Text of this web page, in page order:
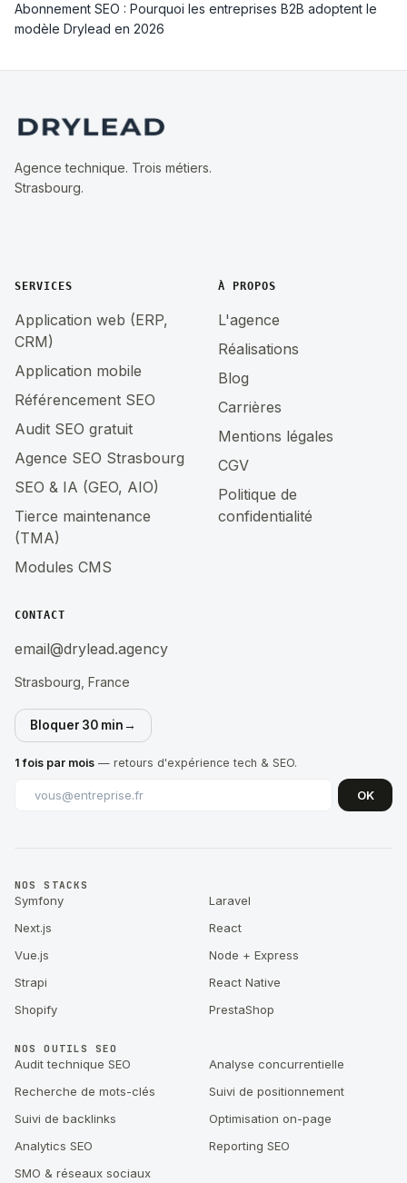
Abonnement SEO : Pourquoi les entreprises B2B adoptent le
modèle Drylead en 2026
Agence technique. Trois métiers.
Strasbourg.
SERVICES
Application web (ERP,
CRM)
Application mobile
Référencement SEO
Audit SEO gratuit
Agence SEO Strasbourg
SEO & IA (GEO, AIO)
Tierce maintenance
(TMA)
Modules CMS
À PROPOS
L'agence
Réalisations
Blog
Carrières
Mentions légales
CGV
Politique de
confidentialité
CONTACT
email@drylead.agency
Strasbourg, France
Bloquer 30 min→
1 fois par mois — retours d'expérience tech & SEO.
OK
NOS STACKS
Symfony
Laravel
Next.js
React
Vue.js
Node + Express
Strapi
React Native
Shopify
PrestaShop
NOS OUTILS SEO
Audit technique SEO
Analyse concurrentielle
Recherche de mots-clés
Suivi de positionnement
Suivi de backlinks
Optimisation on-page
Analytics SEO
Reporting SEO
SMO & réseaux sociaux